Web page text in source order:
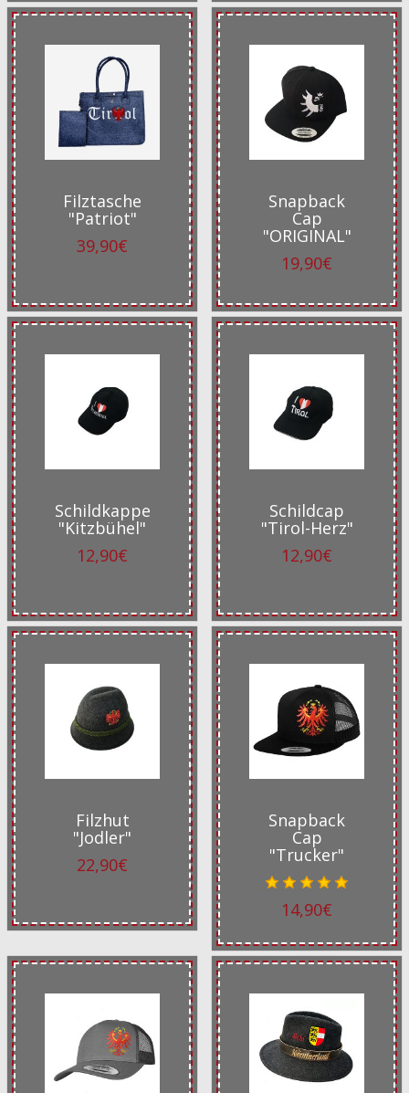
Filztasche
"Patriot"
39,90€
Snapback
Cap
"ORIGINAL"
19,90€
Schildkappe
"Kitzbühel"
12,90€
Schildcap
"Tirol-Herz"
12,90€
Filzhut
"Jodler"
22,90€
Snapback
Cap
"Trucker"
14,90€